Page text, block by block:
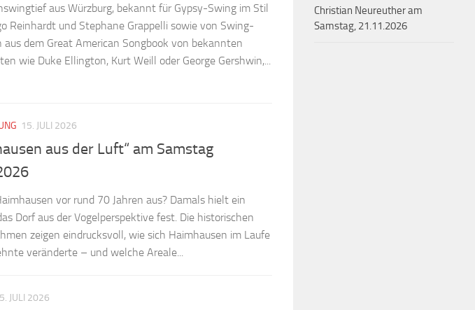
aus Würzburg, bekannt für Gypsy-Swing im Stil
Reinhardt und Stephane Grappelli sowie von Swing-
aus dem Great American Songbook von bekannten
wie Duke Ellington, Kurt Weill oder George Gershwin,...
15. JULI 2026
aus der Luft“ am Samstag
vor rund 70 Jahren aus? Damals hielt ein
Dorf aus der Vogelperspektive fest. Die historischen
zeigen eindrucksvoll, wie sich Haimhausen im Laufe
veränderte – und welche Areale...
JULI 2026
Christian Neureuther am
Samstag, 21.11.2026